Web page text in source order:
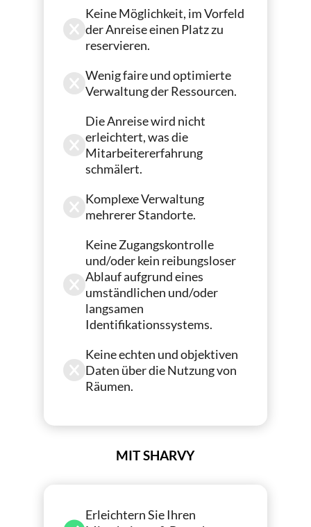
Keine Möglichkeit, im Vorfeld
der Anreise einen Platz zu
reservieren.
Wenig faire und optimierte
Verwaltung der Ressourcen.
Die Anreise wird nicht
erleichtert, was die
Mitarbeitererfahrung
schmälert.
Komplexe Verwaltung
mehrerer Standorte.
Keine Zugangskontrolle
und/oder kein reibungsloser
Ablauf aufgrund eines
umständlichen und/oder
langsamen
Identifikationssystems.
Keine echten und objektiven
Daten über die Nutzung von
Räumen.
MIT SHARVY
Erleichtern Sie Ihren